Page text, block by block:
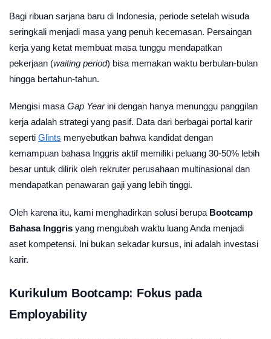
Bagi ribuan sarjana baru di Indonesia, periode setelah wisuda
seringkali menjadi masa yang penuh kecemasan. Persaingan
kerja yang ketat membuat masa tunggu mendapatkan
pekerjaan (waiting period) bisa memakan waktu berbulan-bulan
hingga bertahun-tahun.
Mengisi masa Gap Yearini dengan hanya menunggu panggilan
kerja adalah strategi yang pasif. Data dari berbagai portal karir
seperti Glints menyebutkan bahwa kandidat dengan
kemampuan bahasa Inggris aktif memiliki peluang 30-50% lebih
besar untuk dilirik oleh rekruter perusahaan multinasional dan
mendapatkan penawaran gaji yang lebih tinggi.
Oleh karena itu, kami menghadirkan solusi berupa Bootcamp
Bahasa Inggris yang mengubah waktu luang Anda menjadi
aset kompetensi. Ini bukan sekadar kursus, ini adalah investasi
karir.
Kurikulum Bootcamp: Fokus pada
Employability